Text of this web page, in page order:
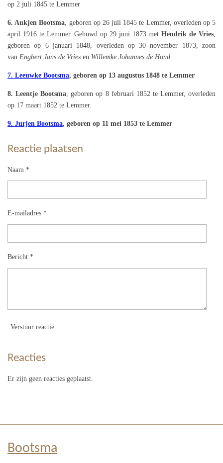
op 2 juli 1845 te Lemmer
6. Aukjen Bootsma, geboren op 26 juli 1845 te Lemmer, overleden op 5
april 1916 te Lemmer. Gehuwd op 29 juni 1873 met Hendrik de Vries,
geboren op 6 januari 1848, overleden op 30 november 1873, zoon
van Engbert Jans de Vries en Willemke Johannes de Hond.
7. Leeuwke Bootsma, geboren op 13 augustus 1848 te Lemmer
8. Leentje Bootsma, geboren op 8 februari 1852 te Lemmer, overleden
op 17 maart 1852 te Lemmer.
9. Jurjen Bootsma, geboren op 11 mei 1853 te Lemmer
Reactie plaatsen
Naam *
E-mailadres *
Bericht *
Verstuur reactie
Reacties
Er zijn geen reacties geplaatst.
Bootsma